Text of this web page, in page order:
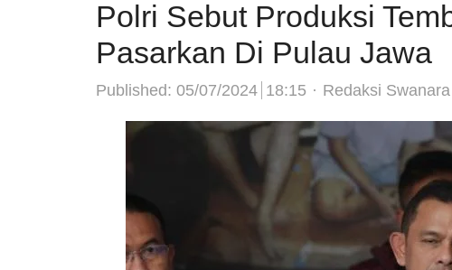
Polri Sebut Produksi
Pasarkan Di Pulau Jawa
Published: 05/07/2024 18:15 Author
Redaksi Swanara